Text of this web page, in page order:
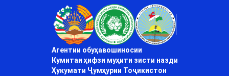
Агентии обуҳавошиносии
Кумитаи ҳифзи муҳити зисти назди
Ҳукумати Ҷумҳурии Тоҷикистон